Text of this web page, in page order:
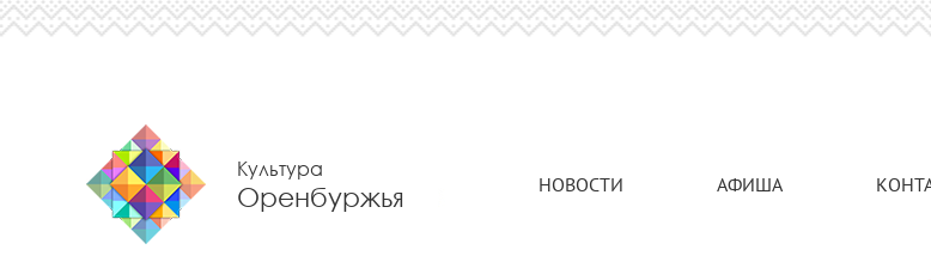
Культура
Оренбуржья НОВОСТИ АФИША